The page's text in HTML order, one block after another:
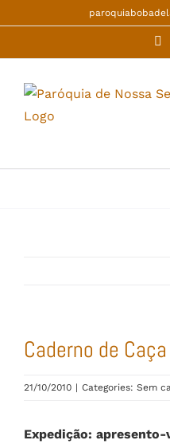
content
Caderno de Caça
21/10/2010 | Categories: Sem
Expedição: